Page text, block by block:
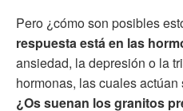
Pero ¿cómo son posibles
respuesta está en las
ansiedad, la depresión o la
hormonas, las cuales
¿Os suenan los granitos